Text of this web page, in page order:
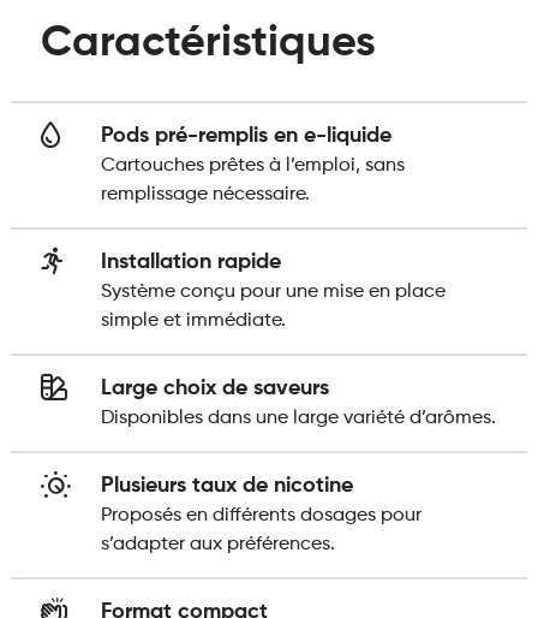
Caractéristiques
Pods pré-remplis en e-liquide
Cartouches prêtes à l’emploi, sans
remplissage nécessaire.
Installation rapide
Système conçu pour une mise en place
simple et immédiate.
Large choix de saveurs
Disponibles dans une large variété d’arômes.
Plusieurs taux de nicotine
Proposés en différents dosages pour
s’adapter aux préférences.
Format compact